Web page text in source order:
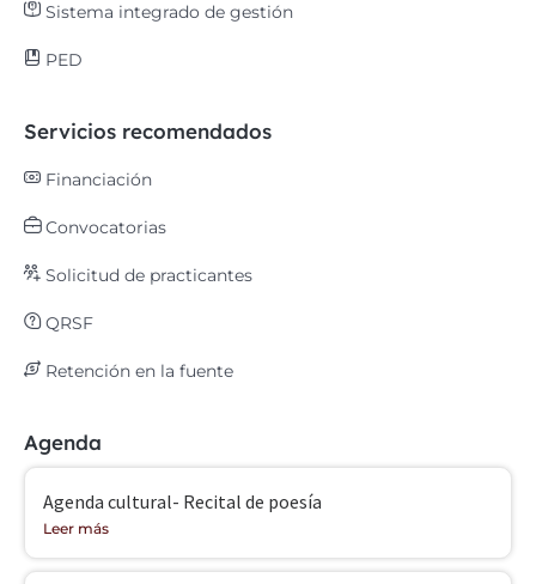
Sistema integrado de gestión
PED
Servicios recomendados
Financiación
Convocatorias
Solicitud de practicantes
QRSF
Retención en la fuente
Agenda
Agenda cultural- Recital de poesía
Leer más